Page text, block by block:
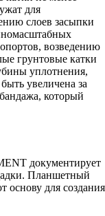
для
слоев засыпки
возведению
грунтовые катки
уплотнения,
увеличена за
который
документирует
Планшетный
основу для создания